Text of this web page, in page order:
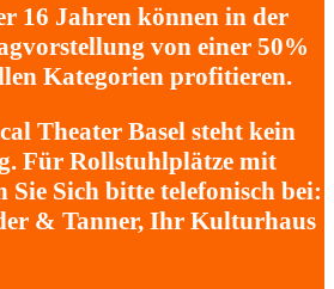
16 Jahren können in der
von einer 50%
Kategorien profitieren.
Theater Basel steht kein
Für Rollstuhlplätze mit
Sie Sich bitte telefonisch bei:
& Tanner, Ihr Kulturhaus